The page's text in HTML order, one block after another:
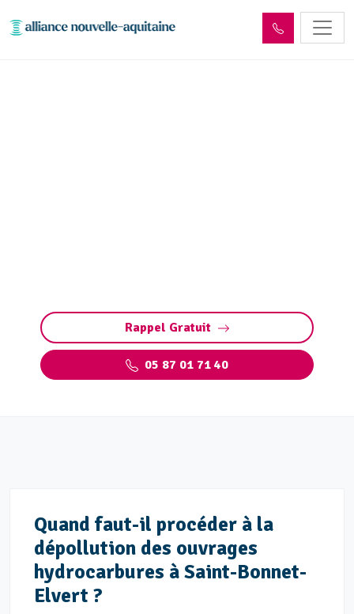
Rappel Gratuit
05 87 01 71 40
Quand faut-il procéder à la
dépollution des ouvrages
hydrocarbures à Saint-Bonnet-
Elvert ?